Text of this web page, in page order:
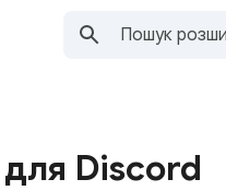
для Discord